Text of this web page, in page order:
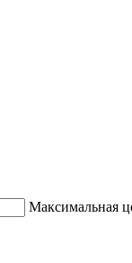
Максимальная